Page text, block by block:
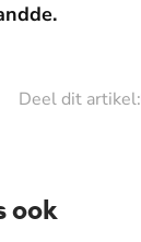
Deel dit artikel:
ook